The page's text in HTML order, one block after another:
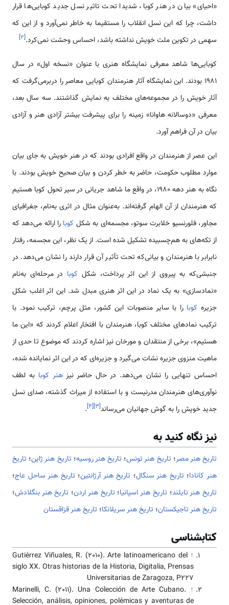
«احیای» بیان در هنر کوبا، شدیدا تحت تاثیر نسل جدید کوبایی‌ها قرار
داشت، چرا که این نسل انقلاب را مستقیما به خاطر نمی‌آورد و از این که
سهمی در تکوین ملت خویش نداشته باشد، احساس وحشت نمی‌کرد.[۲]
کوبایی‌ها شاهد معرفی نمایشگاه هنری با عنوان «نسخه اول» در سال
۱۹۸۱ بودند. این نمایشگاه آثار هنرمندان کوبایی معاصر را دربرمی‌گرفت که
آثار خویش را در مجموعه‌های مختلف به نمایش گذاشتند. سه سال بعد،
معرفی «دوسالانه هاوانا» زمینه را برای پیشرفت بیشتر آزادی هنر و آزادی
بیان در آن فراهم آورد.
این عصر از هنرمندان در واقع افرادی بودند که در هنر خویش به جای بیان
موارد مطلوب حکومت، حاضر به خطر کردن و بیان صحیح خویش بودند. با
نگاه به هنر دهه ۱۹۸۰، در واقع ما شاهد جریانی در سیر تحول کوبا هستیم
که هنرمندان از آن الهام گرفته‌اند. به‌عنوان مثال در اثری به‌نام، جغرافیای
مجاور، فلورنسیو خلابرت سوتو، مجسمه‌ای به شکل کوبا را ارائه می‌دهد که
از تکه‌های به هم‌چسبیده تشکیل شده است. از یک نظر، این مجسمه، رفتار
نابرابر با هنرمندان و بیانی‌که تحت تأثیر آن قرار دارند را نشان می‌دهد. در
جنبشی‌که به پیروی از این اثر پرداخت، شکل کوبا در مرحله‌ای به‌نام
«نمادسازی» به یک نماد در این اثر هنری مبدل شد. این اثر اغلب شکل
جزیره کوبا را با سایر منصوبات این کشور، مثل پرچم، ترکیب نمود. با
ترکیب نمادهای مختلف کوبا، هنرمندان با افتخار اعلام کردند که «این ما
هستیم»، برخی از منتقدان و مورخان نیز اشاره کردند که موضوع تا حدی از
ماهیت منزوی جزیره نشات می‌گیرد و جزیره‌ای که در این اثر نمایانده شده،
احساس تنهایی را نشان می‌دهد. در حال حاضر نیزهنر کوبا به لطف
نوآوری‌های هنرمندان مدرنیست و با استفاده از میراث گذشته، صدای نسل
جدید خویش را به گوش جهانیان می‌رساند[۳]
[۴]
.
نیز نگاه کنید به
تاریخ هنر مصر؛ تاریخ هنر تونس؛ تاریخ هنر روسیه؛ تاریخ هنر ژاپن؛ تاریخ
هنر کانادا؛ تاریخ هنر سنگال؛ تاریخ هنر آرژانتین؛ تاریخ هنر ساحل عاج؛
تاریخ هنر تایلند؛ تاریخ هنر اسپانیا؛ تاریخ هنر اردن؛ تاریخ هنر بنگلادش؛
تاریخ هنر تاجیکستان؛ تاریخ هنر سریلانکا؛ تاریخ هنر قزاقستان
کتابشناسی
↑
Gutiérrez Viñuales, R. (2010). Arte latinoamericano del
siglo XX. Otras historias de la Historia, Digitalia, Prensas
Universitarias de Zaragoza, P227
↑
Marinelli, C. (2011). Una Colección de Arte Cubano.
Selección, análisis, opiniones, polémicas y aventuras de